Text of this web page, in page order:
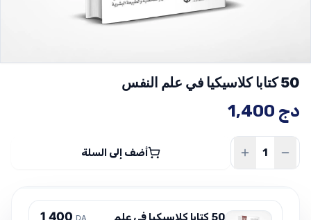
50 كتابا كلاسيكيا في علم النفس
1,400 دج
أضف إلى السلة
50 كتابا كلاسيكيا في علم
1 400 DA